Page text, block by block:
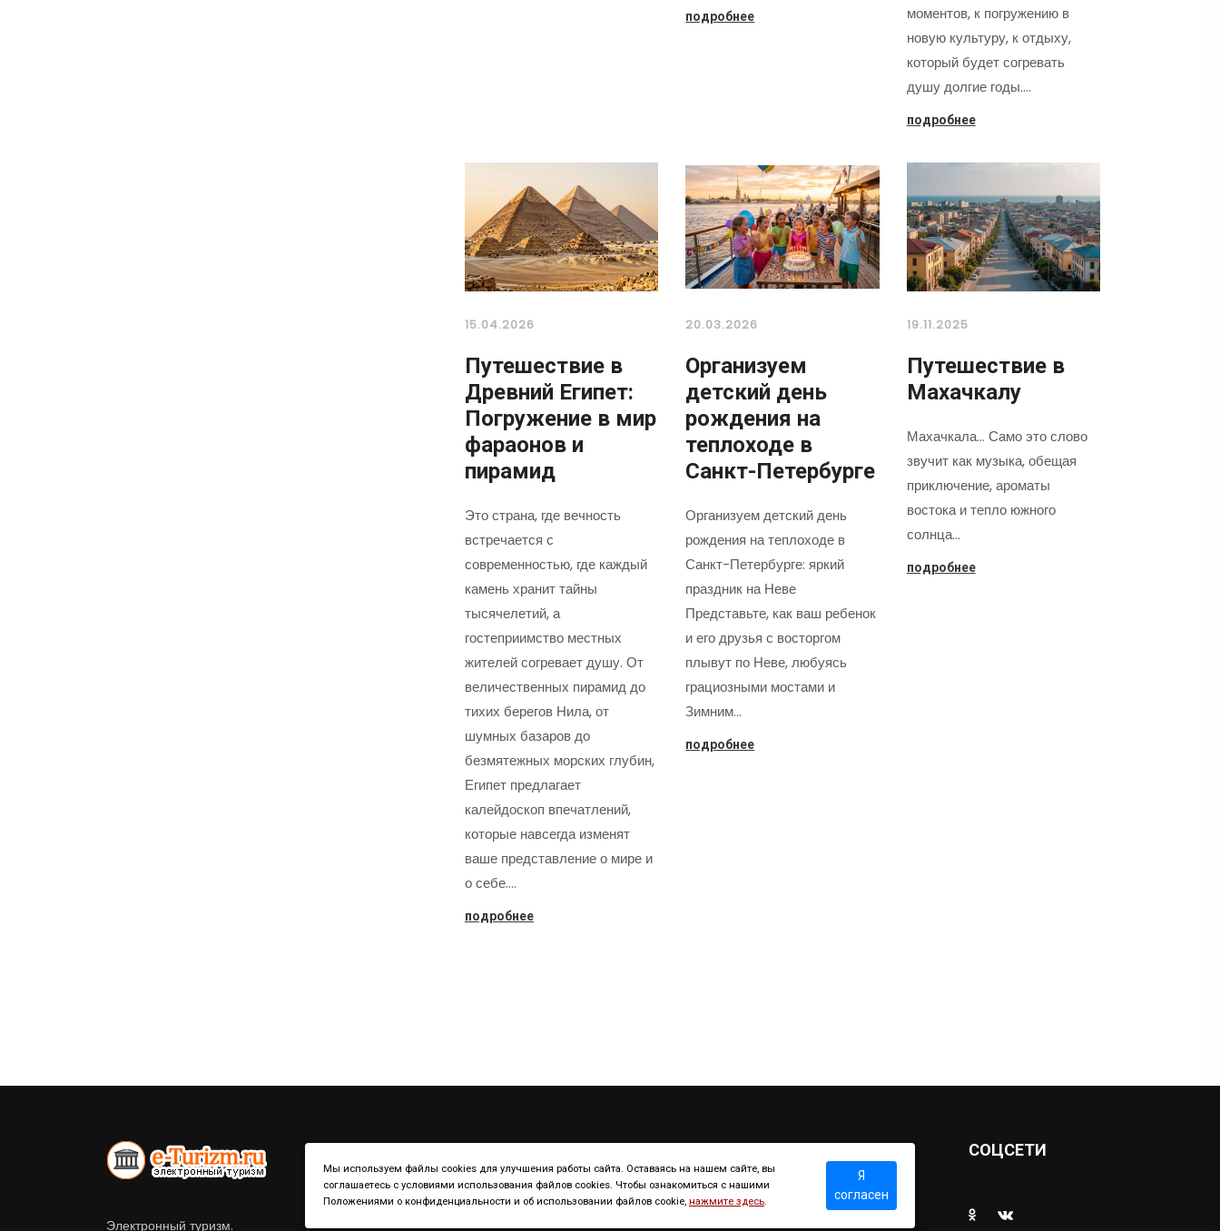
подробнее
моментов, к погружению в
новую культуру, к отдыху,
который будет согревать
душу долгие годы.…
подробнее
15.04.2026
Путешествие в
Древний Египет:
Погружение в мир
фараонов и
пирамид
Это страна, где вечность
встречается с
современностью, где каждый
камень хранит тайны
тысячелетий, а
гостеприимство местных
жителей согревает душу. От
величественных пирамид до
тихих берегов Нила, от
шумных базаров до
безмятежных морских глубин,
Египет предлагает
калейдоскоп впечатлений,
которые навсегда изменят
ваше представление о мире и
о себе.…
подробнее
20.03.2026
Организуем
детский день
рождения на
теплоходе в
Санкт-Петербурге
Организуем детский день
рождения на теплоходе в
Санкт-Петербурге: яркий
праздник на Неве
Представьте, как ваш ребенок
и его друзья с восторгом
плывут по Неве, любуясь
грациозными мостами и
Зимним…
подробнее
19.11.2025
Путешествие в
Махачкалу
Махачкала... Само это слово
звучит как музыка, обещая
приключение, ароматы
востока и тепло южного
солнца…
подробнее
Электронный туризм.
СОЦСЕТИ
Мы используем файлы cookies для улучшения работы сайта. Оставаясь на нашем сайте, вы
соглашаетесь с условиями использования файлов cookies. Чтобы ознакомиться с нашими
Положениями о конфиденциальности и об использовании файлов cookie, нажмите здесь.
Я
согласен